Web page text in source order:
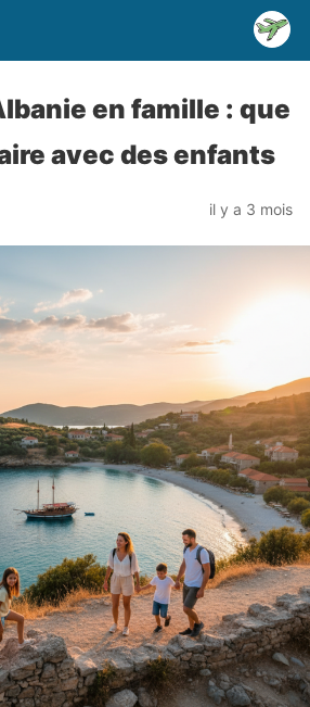
en famille : que
avec des enfants
il y a 3 mois